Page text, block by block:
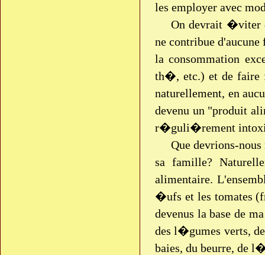
les employer avec
On devrait �viter
ne contribue
la consommation
th�, etc.) et de faire
naturellement, en
devenu un "produit
r�guli�rement
Que devrions-
sa famille?
alimentaire.
�ufs et les tomates
devenus la base de
des l�gumes verts,
baies, du beurre, de